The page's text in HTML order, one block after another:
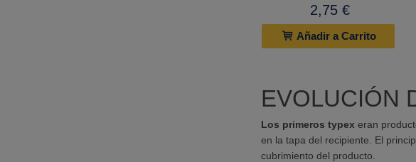
2,75 €
Añadir a Carrito
EVOLUCIÓN
Los primeros typex eran
en la tapa del recipiente. El
cubrimiento del producto.